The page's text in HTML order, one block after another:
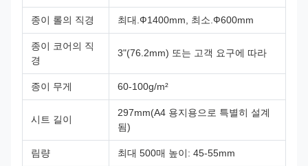
종이 롤의 직경 최대.Ф1400mm, 최소.Ф600mm
종이 코어의 직
경
3"(76.2mm) 또는 고객 요구에 따라
종이 무게 60-100g/m²
시트 길이
297mm(A4 용지용으로 특별히 설계
됨)
림량 최대 500매 높이: 45-55mm